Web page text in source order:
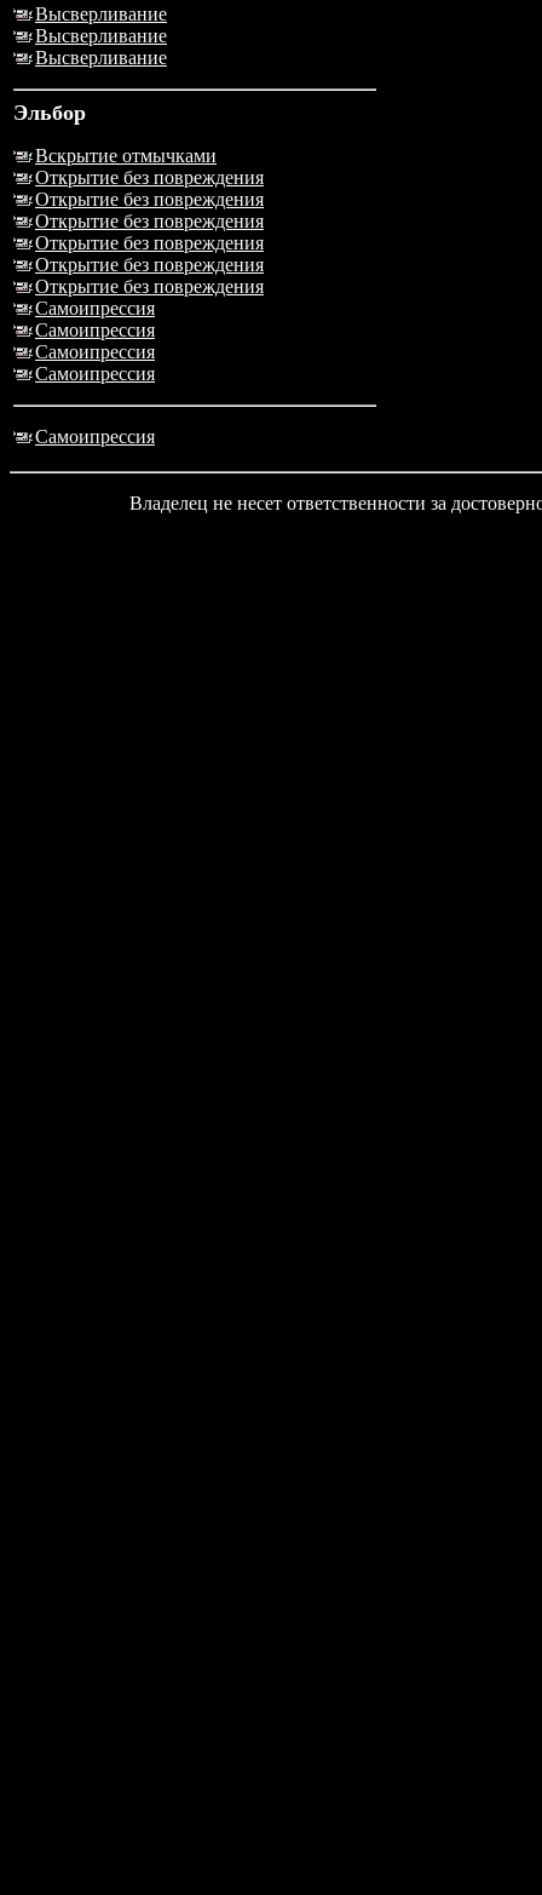
Высверливание
Высверливание
Высверливание
Эльбор
Вскрытие отмычками
Открытие без повреждения
Открытие без повреждения
Открытие без повреждения
Открытие без повреждения
Открытие без повреждения
Открытие без повреждения
Самоипрессия
Самоипрессия
Самоипрессия
Самоипрессия
Самоипрессия
Владелец не несет ответственности за